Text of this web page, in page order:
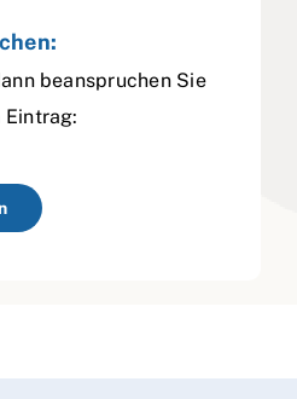
beanspruchen Sie
Eintrag: